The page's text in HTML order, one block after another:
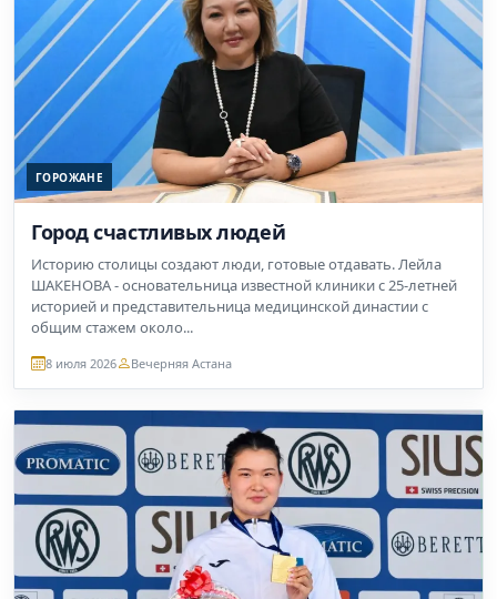
ГОРОЖАНЕ
Город счастливых людей
Историю столицы создают люди, готовые отдавать. Лейла
ШАКЕНОВА - основательница известной клиники с 25-летней
историей и представительница медицинской династии с
общим стажем около...
8 июля 2026 Вечерняя Астана